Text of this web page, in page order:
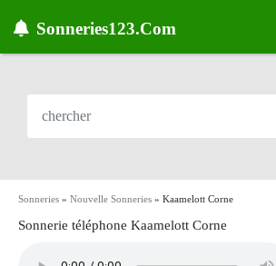
Sonneries123.Com
Sonneries » Nouvelle Sonneries » Kaamelott Corne
Sonnerie téléphone Kaamelott Corne